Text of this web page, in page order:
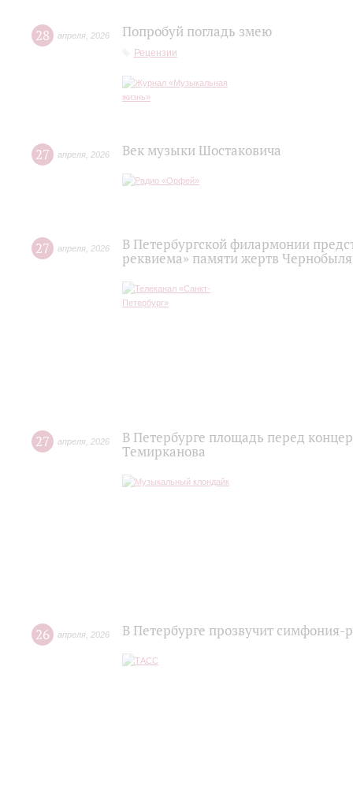
28 апреля 2026 Попробуй погладь змею
Рецензии
27 апреля 2026 Век музыки Шостаковича
27 апреля 2026
В Петербургской филармонии
реквиема» памяти жертв Чернобыля
27 апреля 2026
В Петербурге площадь перед
Темирканова
26 апреля 2026 В Петербурге прозвучит